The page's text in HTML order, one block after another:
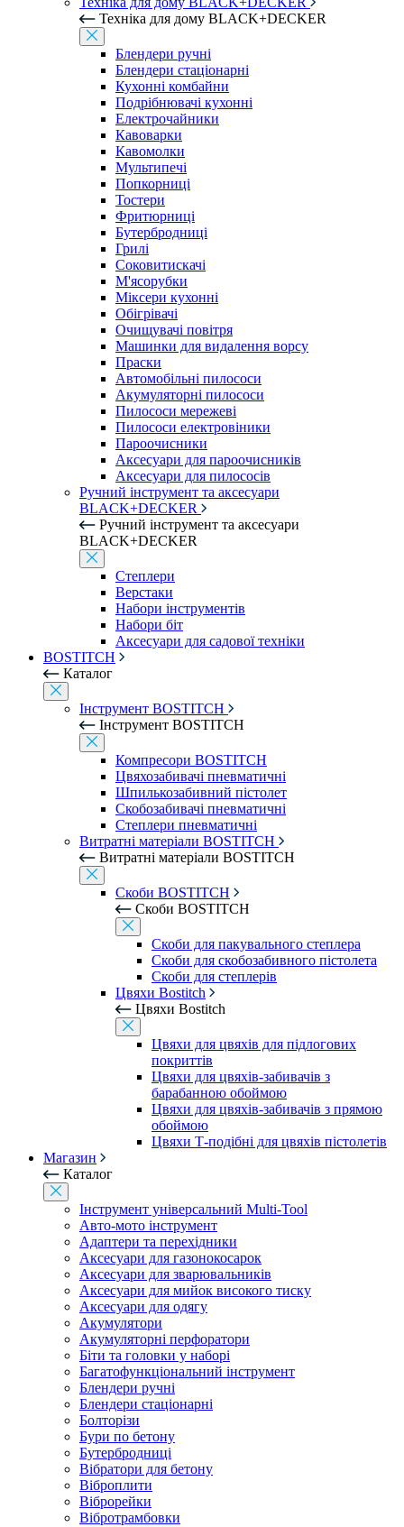
Техніка для дому BLACK+DECKER
Блендери ручні
Блендери стаціонарні
Кухонні комбайни
Подрібнювачі кухонні
Електрочайники
Кавоварки
Кавомолки
Мультипечі
Попкорниці
Тостери
Фритюрниці
Бутербродниці
Грилі
Соковитискачі
М'ясорубки
Міксери кухонні
Обігрівачі
Очищувачі повітря
Машинки для видалення ворсу
Праски
Автомобільні пилососи
Акумуляторні пилососи
Пилососи мережеві
Пилососи електровіники
Пароочисники
Аксесуари для пароочисників
Аксесуари для пилососів
Ручний інструмент та аксесуари
BLACK+DECKER
Ручний інструмент та аксесуари
BLACK+DECKER
Степлери
Верстаки
Набори інструментів
Набори біт
Аксесуари для садової техніки
BOSTITCH
Каталог
Інструмент BOSTITCH
Інструмент BOSTITCH
Компресори BOSTITCH
Цвяхозабивачі пневматичні
Шпилькозабивний пістолет
Скобозабивачі пневматичні
Степлери пневматичні
Витратні матеріали BOSTITCH
Витратні матеріали BOSTITCH
Скоби BOSTITCH
Скоби BOSTITCH
Скоби для пакувального степлера
Скоби для скобозабивного пістолета
Скоби для степлерів
Цвяхи Bostitch
Цвяхи Bostitch
Цвяхи для цвяхів для підлогових
покриттів
Цвяхи для цвяхів-забивачів з
барабанною обоймою
Цвяхи для цвяхів-забивачів з прямою
обоймою
Цвяхи Т-подібні для цвяхів пістолетів
Магазин
Каталог
Інструмент універсальний Multi-Tool
Авто-мото інструмент
Адаптери та перехідники
Аксесуари для газонокосарок
Аксесуари для зварювальників
Аксесуари для мийок високого тиску
Аксесуари для одягу
Акумулятори
Акумуляторні перфоратори
Біти та головки у наборі
Багатофункціональний інструмент
Блендери ручні
Блендери стаціонарні
Болторізи
Бури по бетону
Бутербродниці
Вібратори для бетону
Віброплити
Віброрейки
Вібротрамбовки